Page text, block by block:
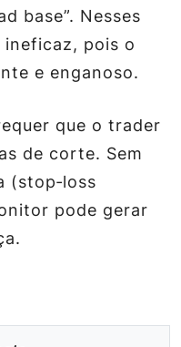
base”. Nesses
ineficaz, pois o
e enganoso.
que o trader
de corte. Sem
(stop‑loss
pode gerar